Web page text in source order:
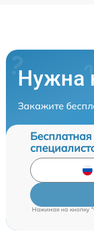
Нужна
Закажите
Нажимая на кнопку